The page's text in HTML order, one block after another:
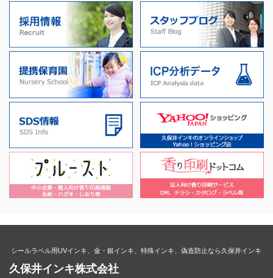
シールラベル用UVインキ、金・銀インキ、特殊インキ、偽造防止なら久保井インキ
久保井インキ株式会社